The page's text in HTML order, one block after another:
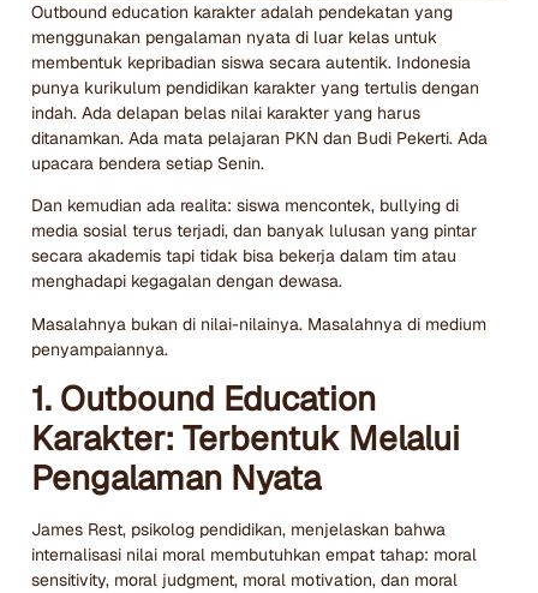
Outbound education karakter adalah pendekatan yang
menggunakan pengalaman nyata di luar kelas untuk
membentuk kepribadian siswa secara autentik. Indonesia
punya kurikulum pendidikan karakter yang tertulis dengan
indah. Ada delapan belas nilai karakter yang harus
ditanamkan. Ada mata pelajaran PKN dan Budi Pekerti. Ada
upacara bendera setiap Senin.
Dan kemudian ada realita: siswa mencontek, bullying di
media sosial terus terjadi, dan banyak lulusan yang pintar
secara akademis tapi tidak bisa bekerja dalam tim atau
menghadapi kegagalan dengan dewasa.
Masalahnya bukan di nilai-nilainya. Masalahnya di medium
penyampaiannya.
1. Outbound Education
Karakter: Terbentuk Melalui
Pengalaman Nyata
James Rest, psikolog pendidikan, menjelaskan bahwa
internalisasi nilai moral membutuhkan empat tahap: moral
sensitivity, moral judgment, moral motivation, dan moral